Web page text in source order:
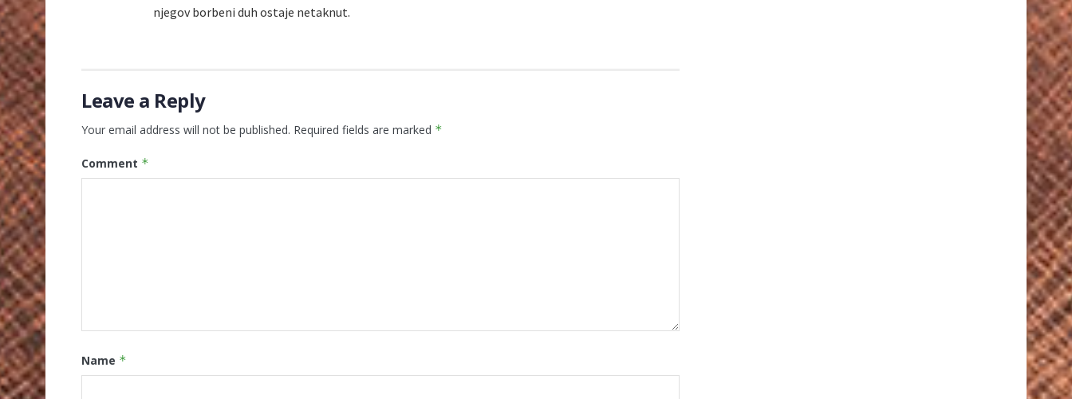
njegov borbeni duh ostaje netaknut.
Leave a Reply
Your email address will not be published. Required fields are marked *
Comment *
Name *